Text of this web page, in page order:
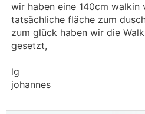
wir haben eine 140cm walkin
tatsächliche fläche zum
zum glück haben wir die
gesetzt,
lg
johannes